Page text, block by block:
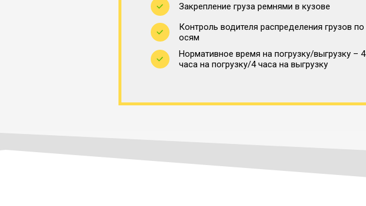
Закрепление груза ремнями в кузове
Контроль водителя распределения грузов по
осям
Нормативное время на погрузку/выгрузку – 4
часа на погрузку/4 часа на выгрузку